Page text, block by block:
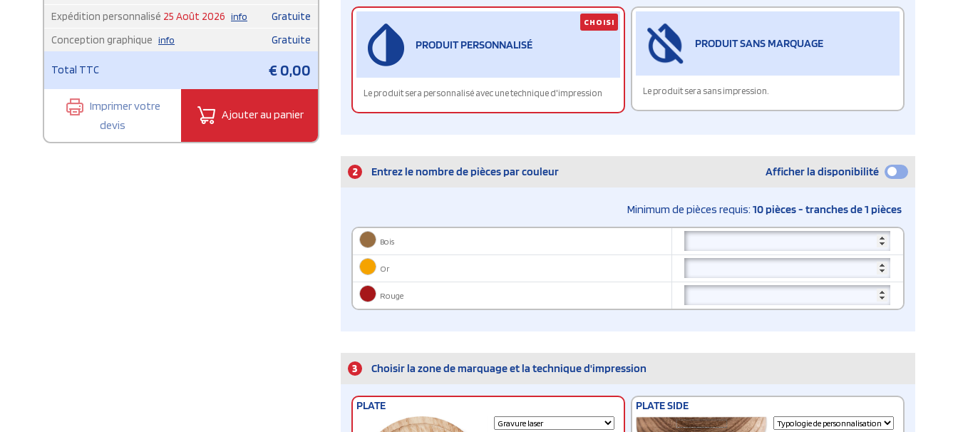
Expédition personnalisé 25 Août 2026 info
Gratuite
Conception graphique info Gratuite
Total TTC €0,00
Imprimer votre
devis
Ajouter au panier
PRODUIT PERSONNALISÉ
Le produit sera personnalisé avec une technique d'impression
CHOISI
PRODUIT SANS MARQUAGE
Le produit sera sans impression.
2 Entrez le nombre de pièces par couleur Afficher la disponibilité
Minimum de pièces requis: 10 pièces - tranches de 1 pièces
Bois
Or
Rouge
3 Choisir la zone de marquage et la technique d'impression
PLATE PLATE SIDE